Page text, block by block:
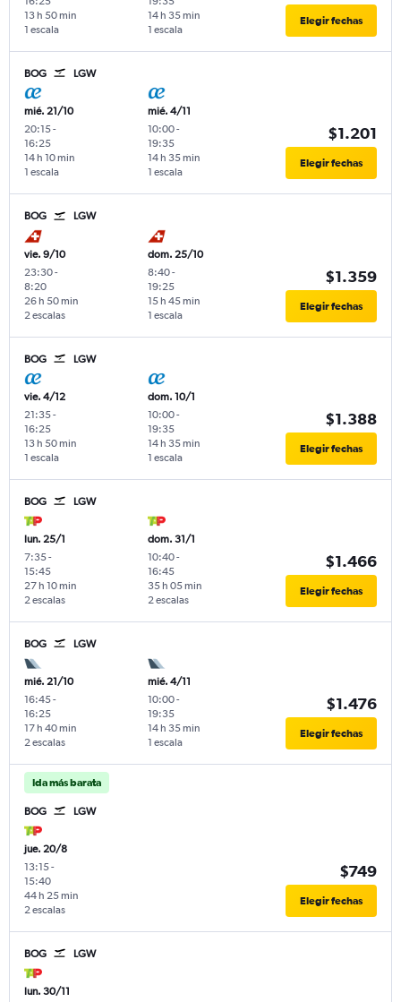
1 escala
13 h 50 min
1 escala
14 h 35 min Elegir fechas
BOG LGW
mié. 21/10
20:15-
16:25
1 escala
14 h 10 min
mié. 4/11
10:00-
19:35
1 escala
14 h 35 min
$1.201
Elegir fechas
BOG LGW
vie. 9/10
23:30-
8:20
2 escalas
26 h 50 min
dom. 25/10
8:40-
19:25
1 escala
15 h 45 min
$1.359
Elegir fechas
BOG LGW
vie. 4/12
21:35-
16:25
1 escala
13 h 50 min
dom. 10/1
10:00-
19:35
1 escala
14 h 35 min
$1.388
Elegir fechas
BOG LGW
lun. 25/1
7:35-
15:45
2 escalas
27 h 10 min
dom. 31/1
10:40-
16:45
2 escalas
35 h 05 min
$1.466
Elegir fechas
BOG LGW
mié. 21/10
16:45-
16:25
2 escalas
17 h 40 min
mié. 4/11
10:00-
19:35
1 escala
14 h 35 min
$1.476
Elegir fechas
Ida más barata
BOG LGW
jue. 20/8
13:15-
15:40
2 escalas
44 h 25 min
$749
Elegir fechas
BOG LGW
lun. 30/11